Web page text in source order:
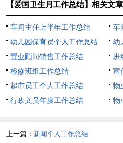
【爱国卫生月工作总结】相关文章
车间主任上半年工作总结
车
幼儿园保育员个人工作总结
幼
置业顾问销售工作总结
班
检修班组工作总结
宣
超市员工个人工作总结
物
行政文员年度工作总结
物
上一篇： 新闻个人工作总结